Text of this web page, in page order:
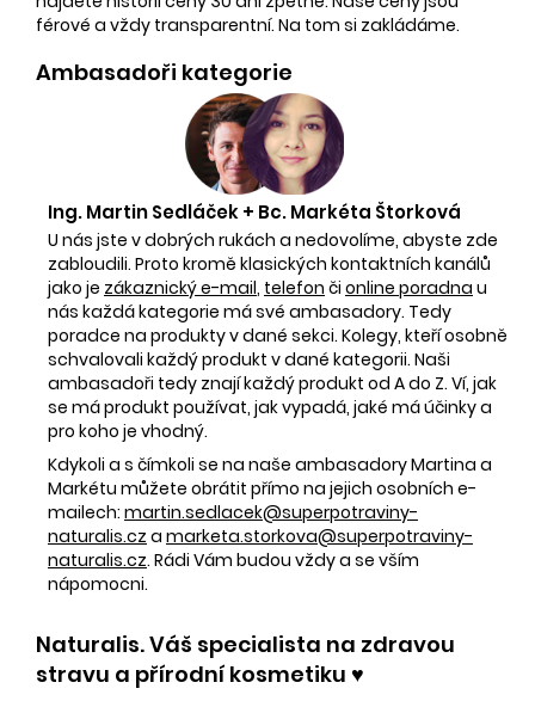
férové a vždy transparentní. Na tom si zakládáme.
Ambasadoři kategorie
Ing. Martin Sedláček + Bc. Markéta Štorková
U nás jste v dobrých rukách a nedovolíme, abyste zde
zabloudili. Proto kromě klasických kontaktních kanálů
jako je zákaznický e-mail, telefon či online poradna u
nás každá kategorie má své ambasadory. Tedy
poradce na produkty v dané sekci. Kolegy, kteří osobně
schvalovali každý produkt v dané kategorii. Naši
ambasadoři tedy znají každý produkt od A do Z. Ví, jak
se má produkt používat, jak vypadá, jaké má účinky a
pro koho je vhodný.
Kdykoli a s čímkoli se na naše ambasadory Martina a
Markétu můžete obrátit přímo na jejich osobních e-
mailech: martin.sedlacek@superpotraviny-
naturalis.cz a marketa.storkova@superpotraviny-
naturalis.cz. Rádi Vám budou vždy a se vším
nápomocni.
Naturalis. Váš specialista na zdravou
stravu a přírodní kosmetiku ♥️